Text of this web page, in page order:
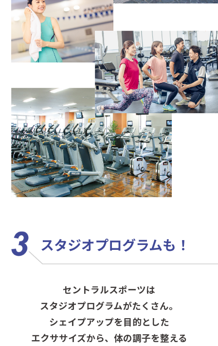
スタジオプログラムも！
セントラルスポーツは
スタジオプログラムがたくさん。
シェイプアップを目的とした
エクササイズから、 体の調子を整える